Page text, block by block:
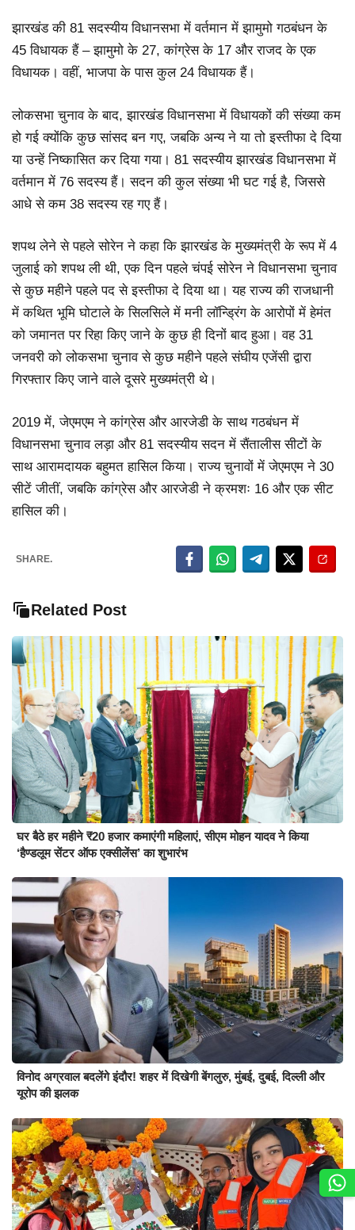
झारखंड की 81 सदस्यीय विधानसभा में वर्तमान में झामुमो गठबंधन के
45 विधायक हैं – झामुमो के 27, कांग्रेस के 17 और राजद के एक
विधायक। वहीं, भाजपा के पास कुल 24 विधायक हैं।
लोकसभा चुनाव के बाद, झारखंड विधानसभा में विधायकों की संख्या कम
हो गई क्योंकि कुछ सांसद बन गए, जबकि अन्य ने या तो इस्तीफा दे दिया
या उन्हें निष्कासित कर दिया गया। 81 सदस्यीय झारखंड विधानसभा में
वर्तमान में 76 सदस्य हैं। सदन की कुल संख्या भी घट गई है, जिससे
आधे से कम 38 सदस्य रह गए हैं।
शपथ लेने से पहले सोरेन ने कहा कि झारखंड के मुख्यमंत्री के रूप में 4
जुलाई को शपथ ली थी, एक दिन पहले चंपई सोरेन ने विधानसभा चुनाव
से कुछ महीने पहले पद से इस्तीफा दे दिया था। यह राज्य की राजधानी
में कथित भूमि घोटाले के सिलसिले में मनी लॉन्ड्रिंग के आरोपों में हेमंत
को जमानत पर रिहा किए जाने के कुछ ही दिनों बाद हुआ। वह 31
जनवरी को लोकसभा चुनाव से कुछ महीने पहले संघीय एजेंसी द्वारा
गिरफ्तार किए जाने वाले दूसरे मुख्यमंत्री थे।
2019 में, जेएमएम ने कांग्रेस और आरजेडी के साथ गठबंधन में
विधानसभा चुनाव लड़ा और 81 सदस्यीय सदन में सैंतालीस सीटों के
साथ आरामदायक बहुमत हासिल किया। राज्य चुनावों में जेएमएम ने 30
सीटें जीतीं, जबकि कांग्रेस और आरजेडी ने क्रमशः 16 और एक सीट
हासिल की।
SHARE.
Related Post
घर बैठे हर महीने ₹20 हजार कमाएंगी महिलाएं, सीएम मोहन यादव ने किया
‘हैण्डलूम सेंटर ऑफ एक्सीलेंस’ का शुभारंभ
विनोद अग्रवाल बदलेंगे इंदौर! शहर में दिखेगी बेंगलुरु, मुंबई, दुबई, दिल्ली और
यूरोप की झलक